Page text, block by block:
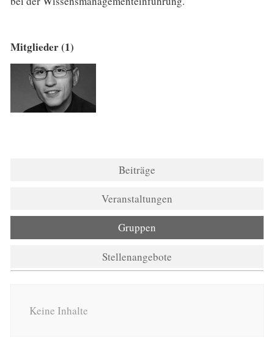
Mitglieder (1)
Beiträge
Veranstaltungen
Gruppen
Stellenangebote
Keine Inhalte